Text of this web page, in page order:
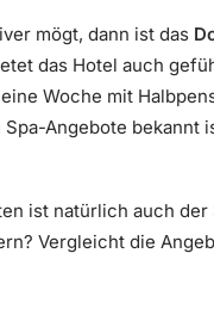
mögt, dann ist das
das Hotel auch
Woche mit
Angebote bekannt
ist natürlich auch
Vergleicht die